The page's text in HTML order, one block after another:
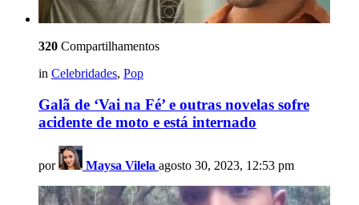
320 Compartilhamentos
in Celebridades, Pop
Galã de ‘Vai na Fé’ e outras novelas sofre
acidente de moto e está internado
por Maysa Vilela agosto 30, 2023, 12:53 pm